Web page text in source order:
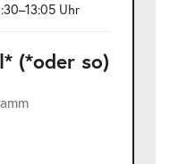
Uhr
(*oder so)